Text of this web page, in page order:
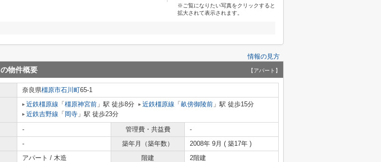
※ご覧になりたい写真をクリックすると
拡大されて表示されます。
情報の見方
の物件概要 【アパート】
奈良県橿原市石川町65-1
近鉄橿原線 「 橿原神宮前 」駅 徒歩8分 近鉄橿原線 「 畝傍御陵前 」駅 徒歩15分
近鉄吉野線 「 岡寺 」駅 徒歩23分
- 管理費・共益費
-
- 築年月（築年数）
2008年 9月 ( 築17年 )
アパート / 木造 階建 2階建